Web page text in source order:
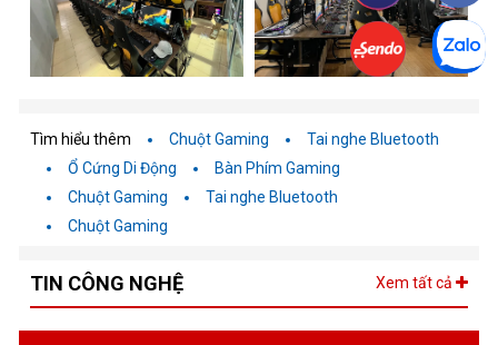
Tìm hiểu thêm Chuột Gaming
Tai nghe Bluetooth
Ổ Cứng Di Động
Bàn Phím Gaming
Chuột Gaming
Tai nghe Bluetooth
Chuột Gaming
TIN CÔNG NGHỆ Xem tất cả